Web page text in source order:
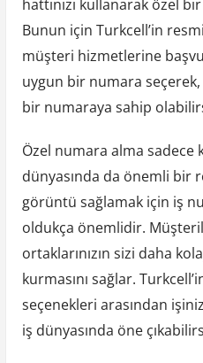
hattınızı kullanarak özel
Bunun için Turkcell’in
müşteri hizmetlerine
uygun bir numara seçerek,
bir numaraya sahip
Özel numara alma sadece
dünyasında da önemli bir
görüntü sağlamak için iş
oldukça önemlidir.
ortaklarınızın sizi daha
kurmasını sağlar.
seçenekleri arasından
iş dünyasında öne